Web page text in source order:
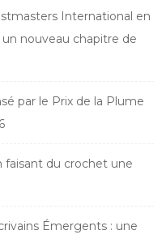
International en
nouveau chapitre de
par le Prix de la Plume
faisant du crochet une
Émergents : une